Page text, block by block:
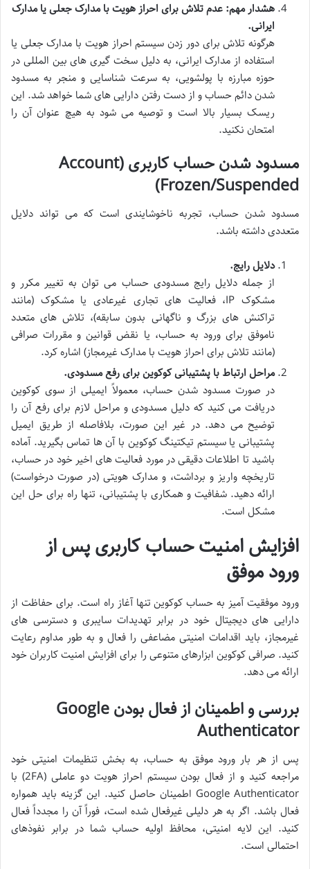
هشدار مهم: عدم تلاش برای احراز هویت با مدارک جعلی یا مدارک
ایرانی.
هرگونه تلاش برای دور زدن سیستم احراز هویت با مدارک جعلی یا
استفاده از مدارک ایرانی، به دلیل سخت گیری های بین المللی در
حوزه مبارزه با پولشویی، به سرعت شناسایی و منجر به مسدود
شدن دائم حساب و از دست رفتن دارایی های شما خواهد شد. این
ریسک بسیار بالا است و توصیه می شود به هیچ عنوان آن را
امتحان نکنید.
مسدود شدن حساب کاربری (Account
Frozen/Suspended)
مسدود شدن حساب، تجربه ناخوشایندی است که می تواند دلایل
متعددی داشته باشد.
دلایل رایج.
از جمله دلایل رایج مسدودی حساب می توان به تغییر مکرر و
مشکوک IP، فعالیت های تجاری غیرعادی یا مشکوک (مانند
تراکنش های بزرگ و ناگهانی بدون سابقه)، تلاش های متعدد
ناموفق برای ورود به حساب، یا نقض قوانین و مقررات صرافی
(مانند تلاش برای احراز هویت با مدارک غیرمجاز) اشاره کرد.
مراحل ارتباط با پشتیبانی کوکوین برای رفع مسدودی.
در صورت مسدود شدن حساب، معمولاً ایمیلی از سوی کوکوین
دریافت می کنید که دلیل مسدودی و مراحل لازم برای رفع آن را
توضیح می دهد. در غیر این صورت، بلافاصله از طریق ایمیل
پشتیبانی یا سیستم تیکتینگ کوکوین با آن ها تماس بگیرید. آماده
باشید تا اطلاعات دقیقی در مورد فعالیت های اخیر خود در حساب،
تاریخچه واریز و برداشت، و مدارک هویتی (در صورت درخواست)
ارائه دهید. شفافیت و همکاری با پشتیبانی، تنها راه برای حل این
مشکل است.
افزایش امنیت حساب کاربری پس از
ورود موفق
ورود موفقیت آمیز به حساب کوکوین تنها آغاز راه است. برای حفاظت از
دارایی های دیجیتال خود در برابر تهدیدات سایبری و دسترسی های
غیرمجاز، باید اقدامات امنیتی مضاعفی را فعال و به طور مداوم رعایت
کنید. صرافی کوکوین ابزارهای متنوعی را برای افزایش امنیت کاربران خود
ارائه می دهد.
بررسی و اطمینان از فعال بودن Google
Authenticator
پس از هر بار ورود موفق به حساب، به بخش تنظیمات امنیتی خود
مراجعه کنید و از فعال بودن سیستم احراز هویت دو عاملی (2FA) با
Google Authenticator اطمینان حاصل کنید. این گزینه باید همواره
فعال باشد. اگر به هر دلیلی غیرفعال شده است، فوراً آن را مجدداً فعال
کنید. این لایه امنیتی، محافظ اولیه حساب شما در برابر نفوذهای
احتمالی است.